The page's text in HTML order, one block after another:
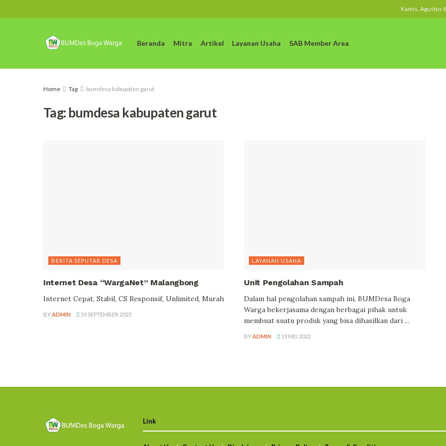
Kamis, Agustus
Beranda Mitra Artikel Layanan Usaha SAB Member Area
Home Tag bumdesa kabupaten garut
Tag: bumdesa kabupaten garut
BERITA SEPUTAR DESA
Internet Desa “WargaNet” Malangbong
Internet Cepat, Stabil, CS Responsif, Unlimited, Murah
BYADMIN 19 SEPTEMBER 2023
LAYANAN USAHA
Unit Pengolahan Sampah
Dalam hal pengolahan sampah ini, BUMDesa Boga
Warga bekerjasama dengan berbagai pihak untuk
membuat suatu produk yang bisa dihasilkan dari ...
BYADMIN 19 MEI 2022
Link